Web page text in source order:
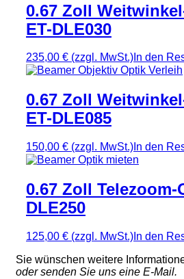
0.67 Zoll
ET-DLE030
235,00 € (zzgl. MwSt.) In den
0.67 Zoll
ET-DLE085
150,00 € (zzgl. MwSt.) In den
0.67 Zoll Telezoom-
DLE250
125,00 € (zzgl. MwSt.) In den
Sie wünschen weitere
oder senden Sie uns eine E-Mail.